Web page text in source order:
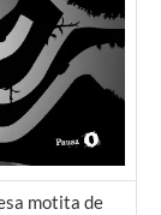
motita de